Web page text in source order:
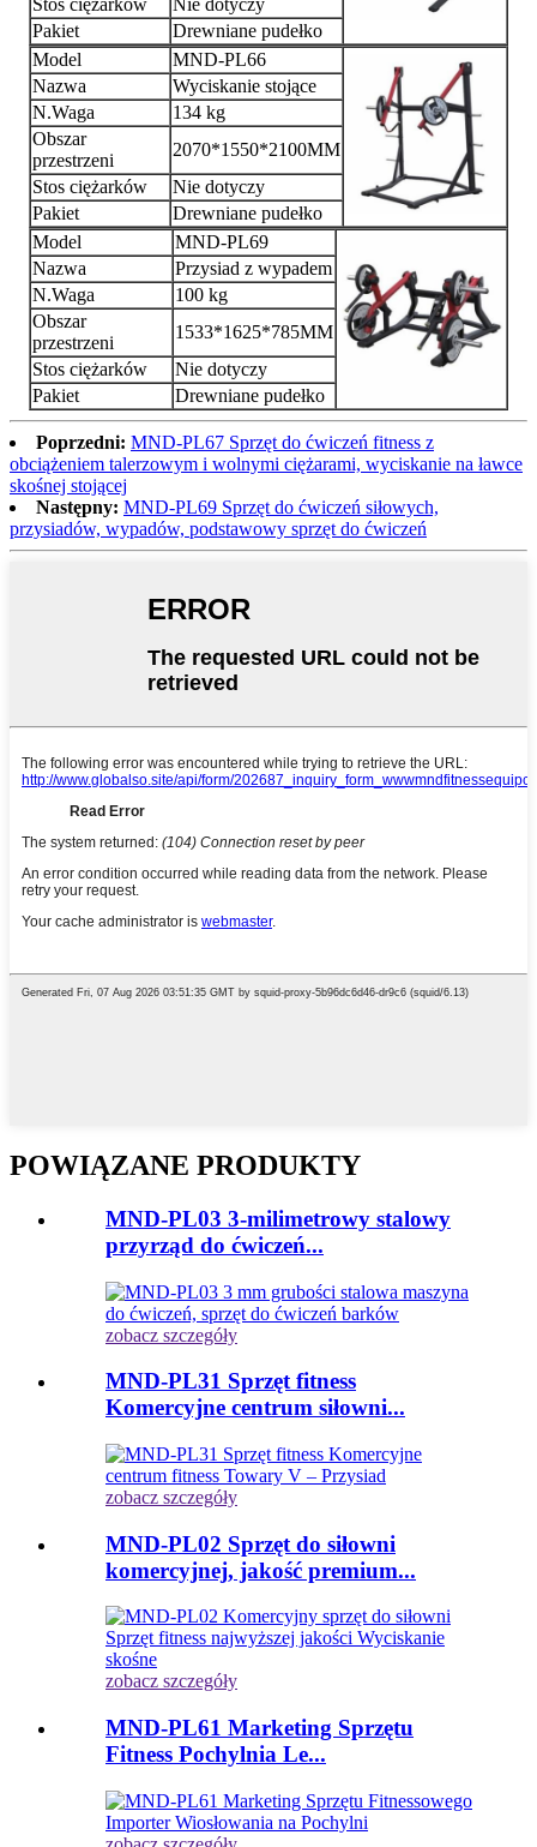
Stos ciężarków
Nie dotyczy
Pakiet
Drewniane pudełko
Model
MND-PL66
Nazwa
Wyciskanie stojące
N.Waga
134 kg
Obszar
przestrzeni
2070*1550*2100MM
Stos ciężarków
Nie dotyczy
Pakiet
Drewniane pudełko
Model
MND-PL69
Nazwa
Przysiad z wypadem
N.Waga
100 kg
Obszar
przestrzeni
1533*1625*785MM
Stos ciężarków
Nie dotyczy
Pakiet
Drewniane pudełko
Poprzedni: MND-PL67 Sprzęt do ćwiczeń fitness z
obciążeniem talerzowym i wolnymi ciężarami, wyciskanie na ławce
skośnej stojącej
Następny: MND-PL69 Sprzęt do ćwiczeń siłowych,
przysiadów, wypadów, podstawowy sprzęt do ćwiczeń
POWIĄZANE PRODUKTY
MND-PL03 3-milimetrowy stalowy
przyrząd do ćwiczeń...
zobacz szczegóły
MND-PL31 Sprzęt fitness
Komercyjne centrum siłowni...
zobacz szczegóły
MND-PL02 Sprzęt do siłowni
komercyjnej, jakość premium...
zobacz szczegóły
MND-PL61 Marketing Sprzętu
Fitness Pochylnia Le...